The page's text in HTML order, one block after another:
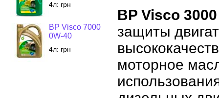
4л: грн
BP Visco 7000
0W-40
4л: грн
BP Visco
защиты
моторное